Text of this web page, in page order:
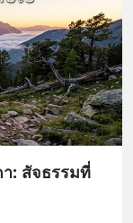
า: สัจธรรมที่